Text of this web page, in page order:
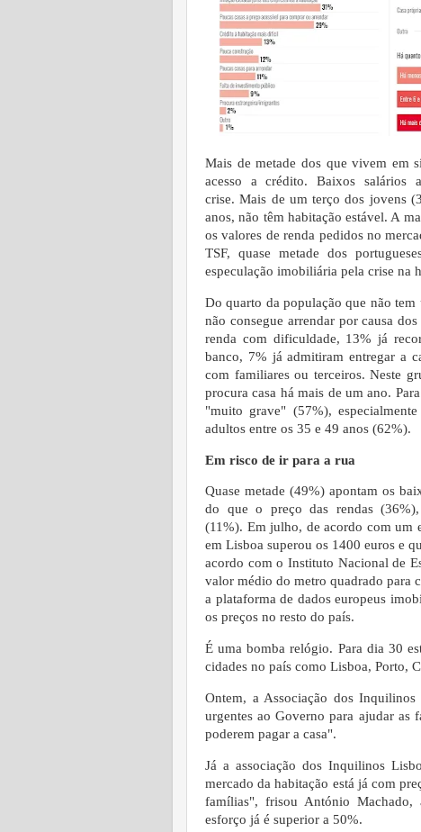
Mais de metade dos que vivem em
acesso a crédito. Baixos salários
crise.Mais de um terço dos jovens
anos, não têm habitação estável. A
os valores de renda pedidos no
TSF, quase metade dos
especulação imobiliária pela crise na
Do quarto da população que não tem
não consegue arrendar por causa
renda com dificuldade, 13% já
banco, 7% já admitiram entregar a
com familiares ou terceiros. Neste
procura casa há mais de um ano.
"muito grave" (57%),
adultos entre os 35 e 49 anos (62%).
Em risco de ir para a rua
Quase metade (49%) apontam os
do que o preço das rendas
(11%). Em julho, de acordo com um
em Lisboa superou os 1400 euros e
acordo com o Instituto Nacional de
valor médio do metro quadrado para
a plataforma de dados europeus
os preços no resto do país.
É uma bomba relógio. Para dia 30
cidades no país como Lisboa, Porto,
Ontem, a Associação dos
urgentes ao Governo para ajudar as
poderem pagar a casa".
Já a associação dos Inquilinos
mercado da habitação está já com
famílias", frisou António Machado,
esforço já é superior a 50%.